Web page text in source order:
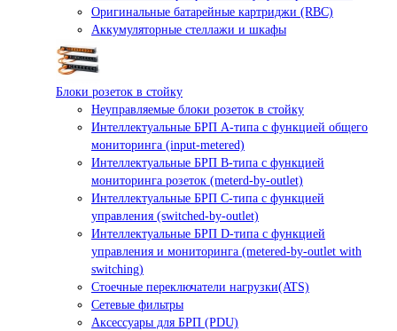
Оригинальные батарейные картриджи (RBC)
Аккумуляторные стеллажи и шкафы
Блоки розеток в стойку
Неуправляемые блоки розеток в стойку
Интеллектуальные БРП А-типа с функцией общего
мониторинга (input-metered)
Интеллектуальные БРП B-типа с функцией
мониторинга розеток (meterd-by-outlet)
Интеллектуальные БРП C-типа с функцией
управления (switched-by-outlet)
Интеллектуальные БРП D-типа с функцией
управления и мониторинга (metered-by-outlet with
switching)
Стоечные переключатели нагрузки(ATS)
Сетевые фильтры
Аксессуары для БРП (PDU)